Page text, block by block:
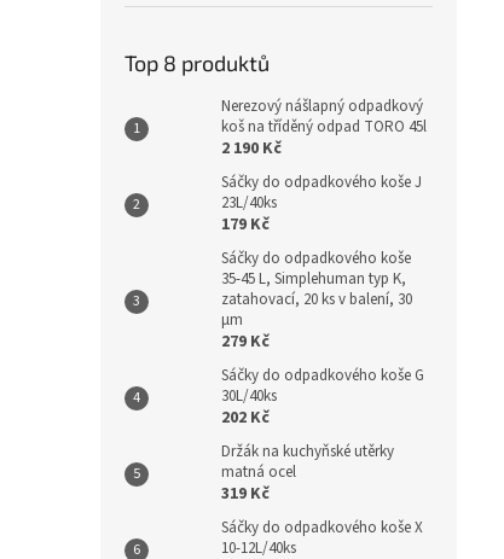
Top 8 produktů
Nerezový nášlapný odpadkový
koš na tříděný odpad TORO 45l
2 190 Kč
Sáčky do odpadkového koše J
23L/40ks
179 Kč
Sáčky do odpadkového koše
35-45 L, Simplehuman typ K,
zatahovací, 20 ks v balení, 30
µm
279 Kč
Sáčky do odpadkového koše G
30L/40ks
202 Kč
Držák na kuchyňské utěrky
matná ocel
319 Kč
Sáčky do odpadkového koše X
10-12L/40ks